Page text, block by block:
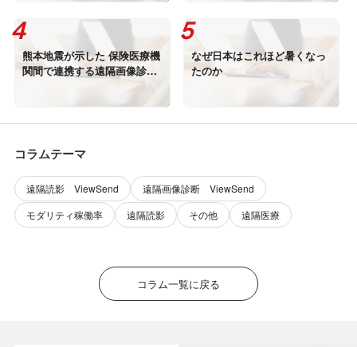
熊本地震が示した 保険医療機
関間で連携する遠隔画像診断
なぜ日本はこれほど暑くなっ
たのか
コラムテーマ
遠隔読影 ViewSend
遠隔画像診断 ViewSend
モダリティ稼働率
遠隔読影 その他 遠隔医療
コラム一覧に戻る